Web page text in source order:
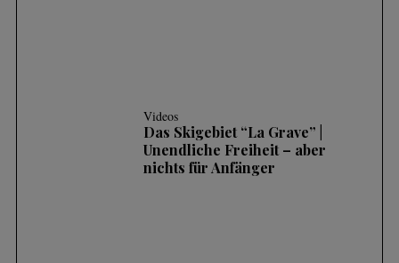
Videos
Das Skigebiet “La Grave” |
Unendliche Freiheit – aber
nichts für Anfänger